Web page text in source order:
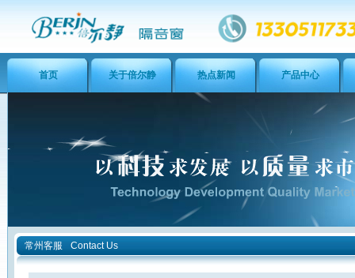
首页 关于倍尔静 热点新闻 产品中心
常州客服 Contact Us